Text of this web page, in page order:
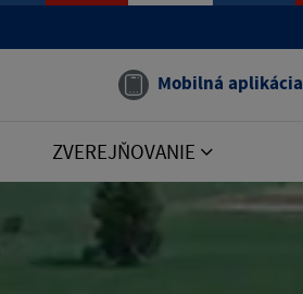
Mobilná aplikácia
ZVEREJŇOVANIE